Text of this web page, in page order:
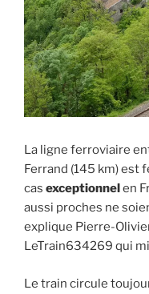
La ligne ferroviaire
Ferrand (145 km) est
cas exceptionnel en
aussi proches ne
explique Pierre-
LeTrain634269 qui
Le train circule